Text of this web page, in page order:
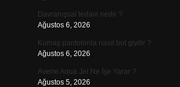
Davranışsal tedavi nedir ?
Ağustos 6, 2026
Kumaş pantolonla nasıl bot giyilir ?
Ağustos 6, 2026
Avene Aqua Jel Ne İşe Yarar ?
Ağustos 5, 2026